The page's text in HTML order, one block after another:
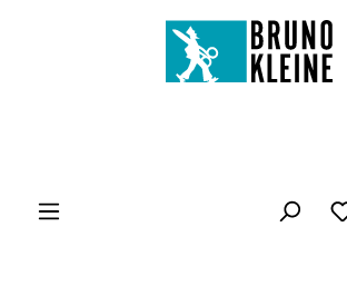
Zum Hauptinhalt springen